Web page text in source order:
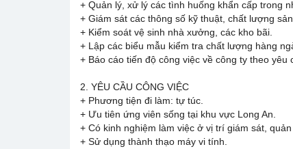
+ Quản lý, xử lý các tình huống khẩn cấp trong
+ Giám sát các thông số kỹ thuật, chất lượng
+ Kiểm soát vệ sinh nhà xưởng, các kho bãi.
+ Lập các biểu mẫu kiểm tra chất lượng hàng
+ Báo cáo tiến độ công việc về công ty theo yêu
2. YÊU CẦU CÔNG VIỆC
+ Phương tiện đi làm: tự túc.
+ Ưu tiên ứng viên sống tại khu vực Long An.
+ Có kinh nghiệm làm việc ở vị trí giám sát,
+ Sử dụng thành thạo máy vi tính.